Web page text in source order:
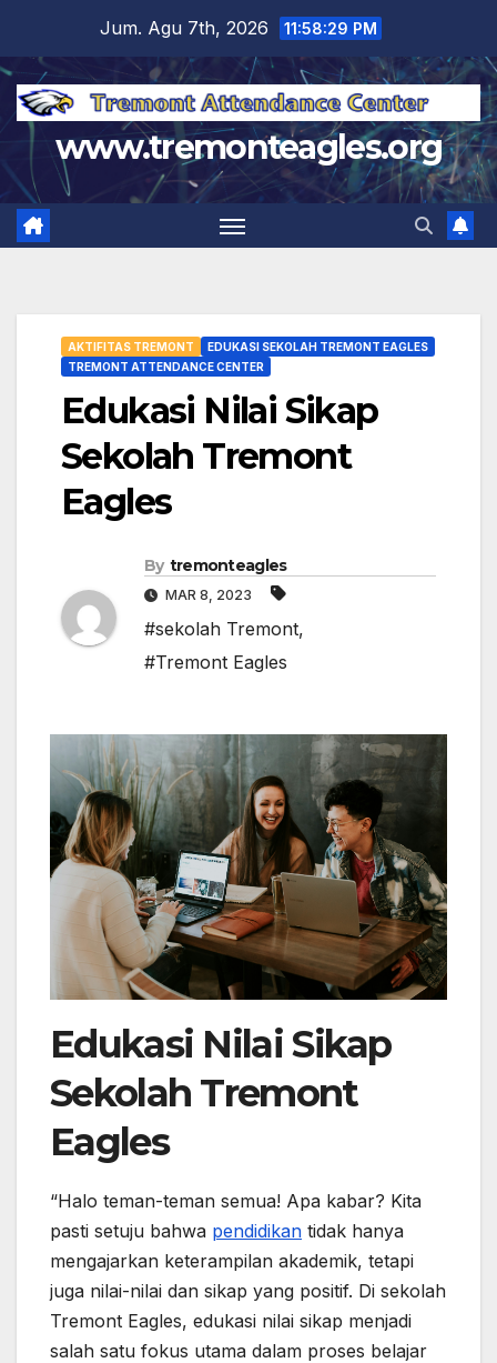
content
Jum. Agu 7th, 2026 11:58:30 PM
www.tremonteagles.org
AKTIFITAS TREMONT
EDUKASI SEKOLAH TREMONT EAGLES
TREMONT ATTENDANCE CENTER
Edukasi Nilai Sikap
Sekolah Tremont
Eagles
By tremonteagles
MAR 8, 2023
#sekolah Tremont,
#Tremont Eagles
Edukasi Nilai Sikap
Sekolah Tremont
Eagles
“Halo teman-teman semua! Apa kabar? Kita
pasti setuju bahwa pendidikan tidak hanya
mengajarkan keterampilan akademik, tetapi
juga nilai-nilai dan sikap yang positif. Di sekolah
Tremont Eagles, edukasi nilai sikap menjadi
salah satu fokus utama dalam proses belajar